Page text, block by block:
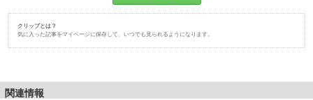
クリップとは？
気に入った記事をマイページに保存して、いつでも見られるようになります。
関連情報